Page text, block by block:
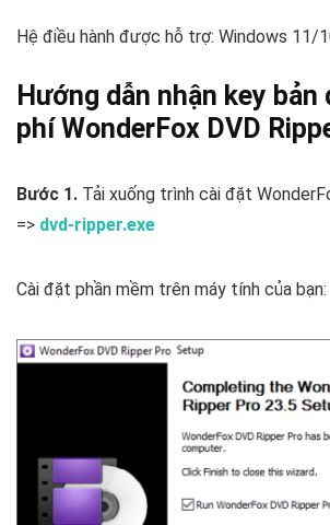
Hệ điều hành được hỗ trợ: Windows 11/
Hướng dẫn nhận key bản
phí WonderFox DVD
Bước 1. Tải xuống trình cài đặt
=> dvd-ripper.exe
Cài đặt phần mềm trên máy tính của bạn: